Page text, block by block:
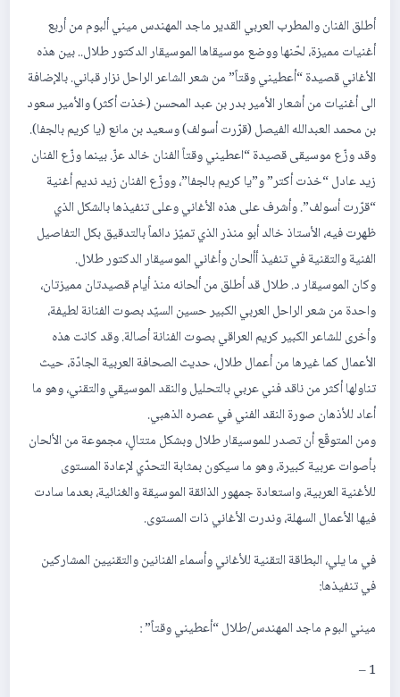
‎أطلق الفنان والمطرب العربي القدير ماجد المهندس ميني ألبوم من أربع
أغنيات مميزة، لحّنها ووضع موسيقاها الموسيقار الدكتور طلال.. بين هذه
الأغاني قصيدة “أعطيني وقتاً” من شعر الشاعر الراحل نزار قباني. بالإضافة
الى أغنيات من أشعار الأمير بدر بن عبد المحسن (خذت أكثر) والأمير سعود
بن محمد العبدالله الفيصل (قرّرت أسولف) وسعيد بن مانع (يا كريم بالجفا).
وقد وزّع موسيقى قصيدة “اعطيني وقتاً الفنان خالد عزّ. بينما وزّع الفنان
زيد عادل “خذت أكتر” و”يا كريم بالجفا”، ووزّع الفنان زيد نديم أغنية
“قرّرت أسولف”. وأشرف على هذه الأغاني وعلى تنفيذها بالشكل الذي
ظهرت فيه، الأستاذ خالد أبو منذر الذي تميّز دائماً بالتدقيق بكل التفاصيل
الفنية والتقنية في تنفيذ أألحان وأغاني الموسيقار الدكتور طلال.
‎وكان الموسيقار د. طلال قد أطلق من ألحانه منذ أيام قصيدتان مميزتان،
واحدة من شعر الراحل العربي الكبير حسين السيّد بصوت الفنانة لطيفة،
وأخرى للشاعر الكبير كريم العراقي بصوت الفنانة أصالة. وقد كانت هذه
الأعمال كما غيرها من أعمال طلال، حديث الصحافة العربية الجادّة، حيث
تناولها أكثر من ناقد فني عربي بالتحليل والنقد الموسيقي والتقني، وهو ما
أعاد للأذهان صورة النقد الفني في عصره الذهبي.
‎ومن المتوقّع أن تصدر للموسيقار طلال وبشكل متتالٍ، مجموعة من الألحان
بأصوات عربية كبيرة، وهو ما سيكون بمثابة التحدّي لإعادة المستوى
للأغنية العربية، واستعادة جمهور الذائقة الموسيقة والغنائية، بعدما سادت
فيها الأعمال السهلة، وندرت الأغاني ذات المستوى.
‎في ما يلي، البطاقة التقنية للأغاني وأسماء الفنانين والتقنيين المشاركين
في تنفيذها:
1 –